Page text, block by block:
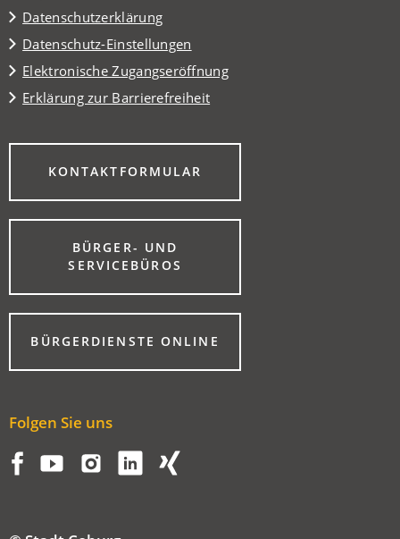
Datenschutzerklärung
Datenschutz-Einstellungen
Elektronische Zugangseröffnung
Erklärung zur Barrierefreiheit
KONTAKTFORMULAR
(ÖFFNET
EINEM
NEUEN
BÜRGER- UND
SERVICEBÜROS
(ÖFFNET
EINEM
NEUEN
TAB)BÜRGERDIENSTE ONLINE
(ÖFFNET
EINEM
TAB)
Folgen Sie uns